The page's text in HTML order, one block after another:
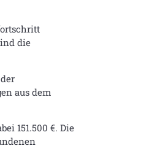
die
aus dem
151.500 €. Die